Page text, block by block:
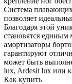
Система
позволяет
Благодаря этой
становятся
амортизаторы
гарантируют
может быть
lux, Ardesit lux или
Как купить